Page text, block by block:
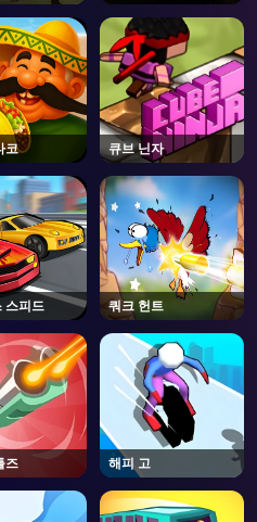
코 큐브 닌자
스피드 쿼크 헌트
즈 해피 고